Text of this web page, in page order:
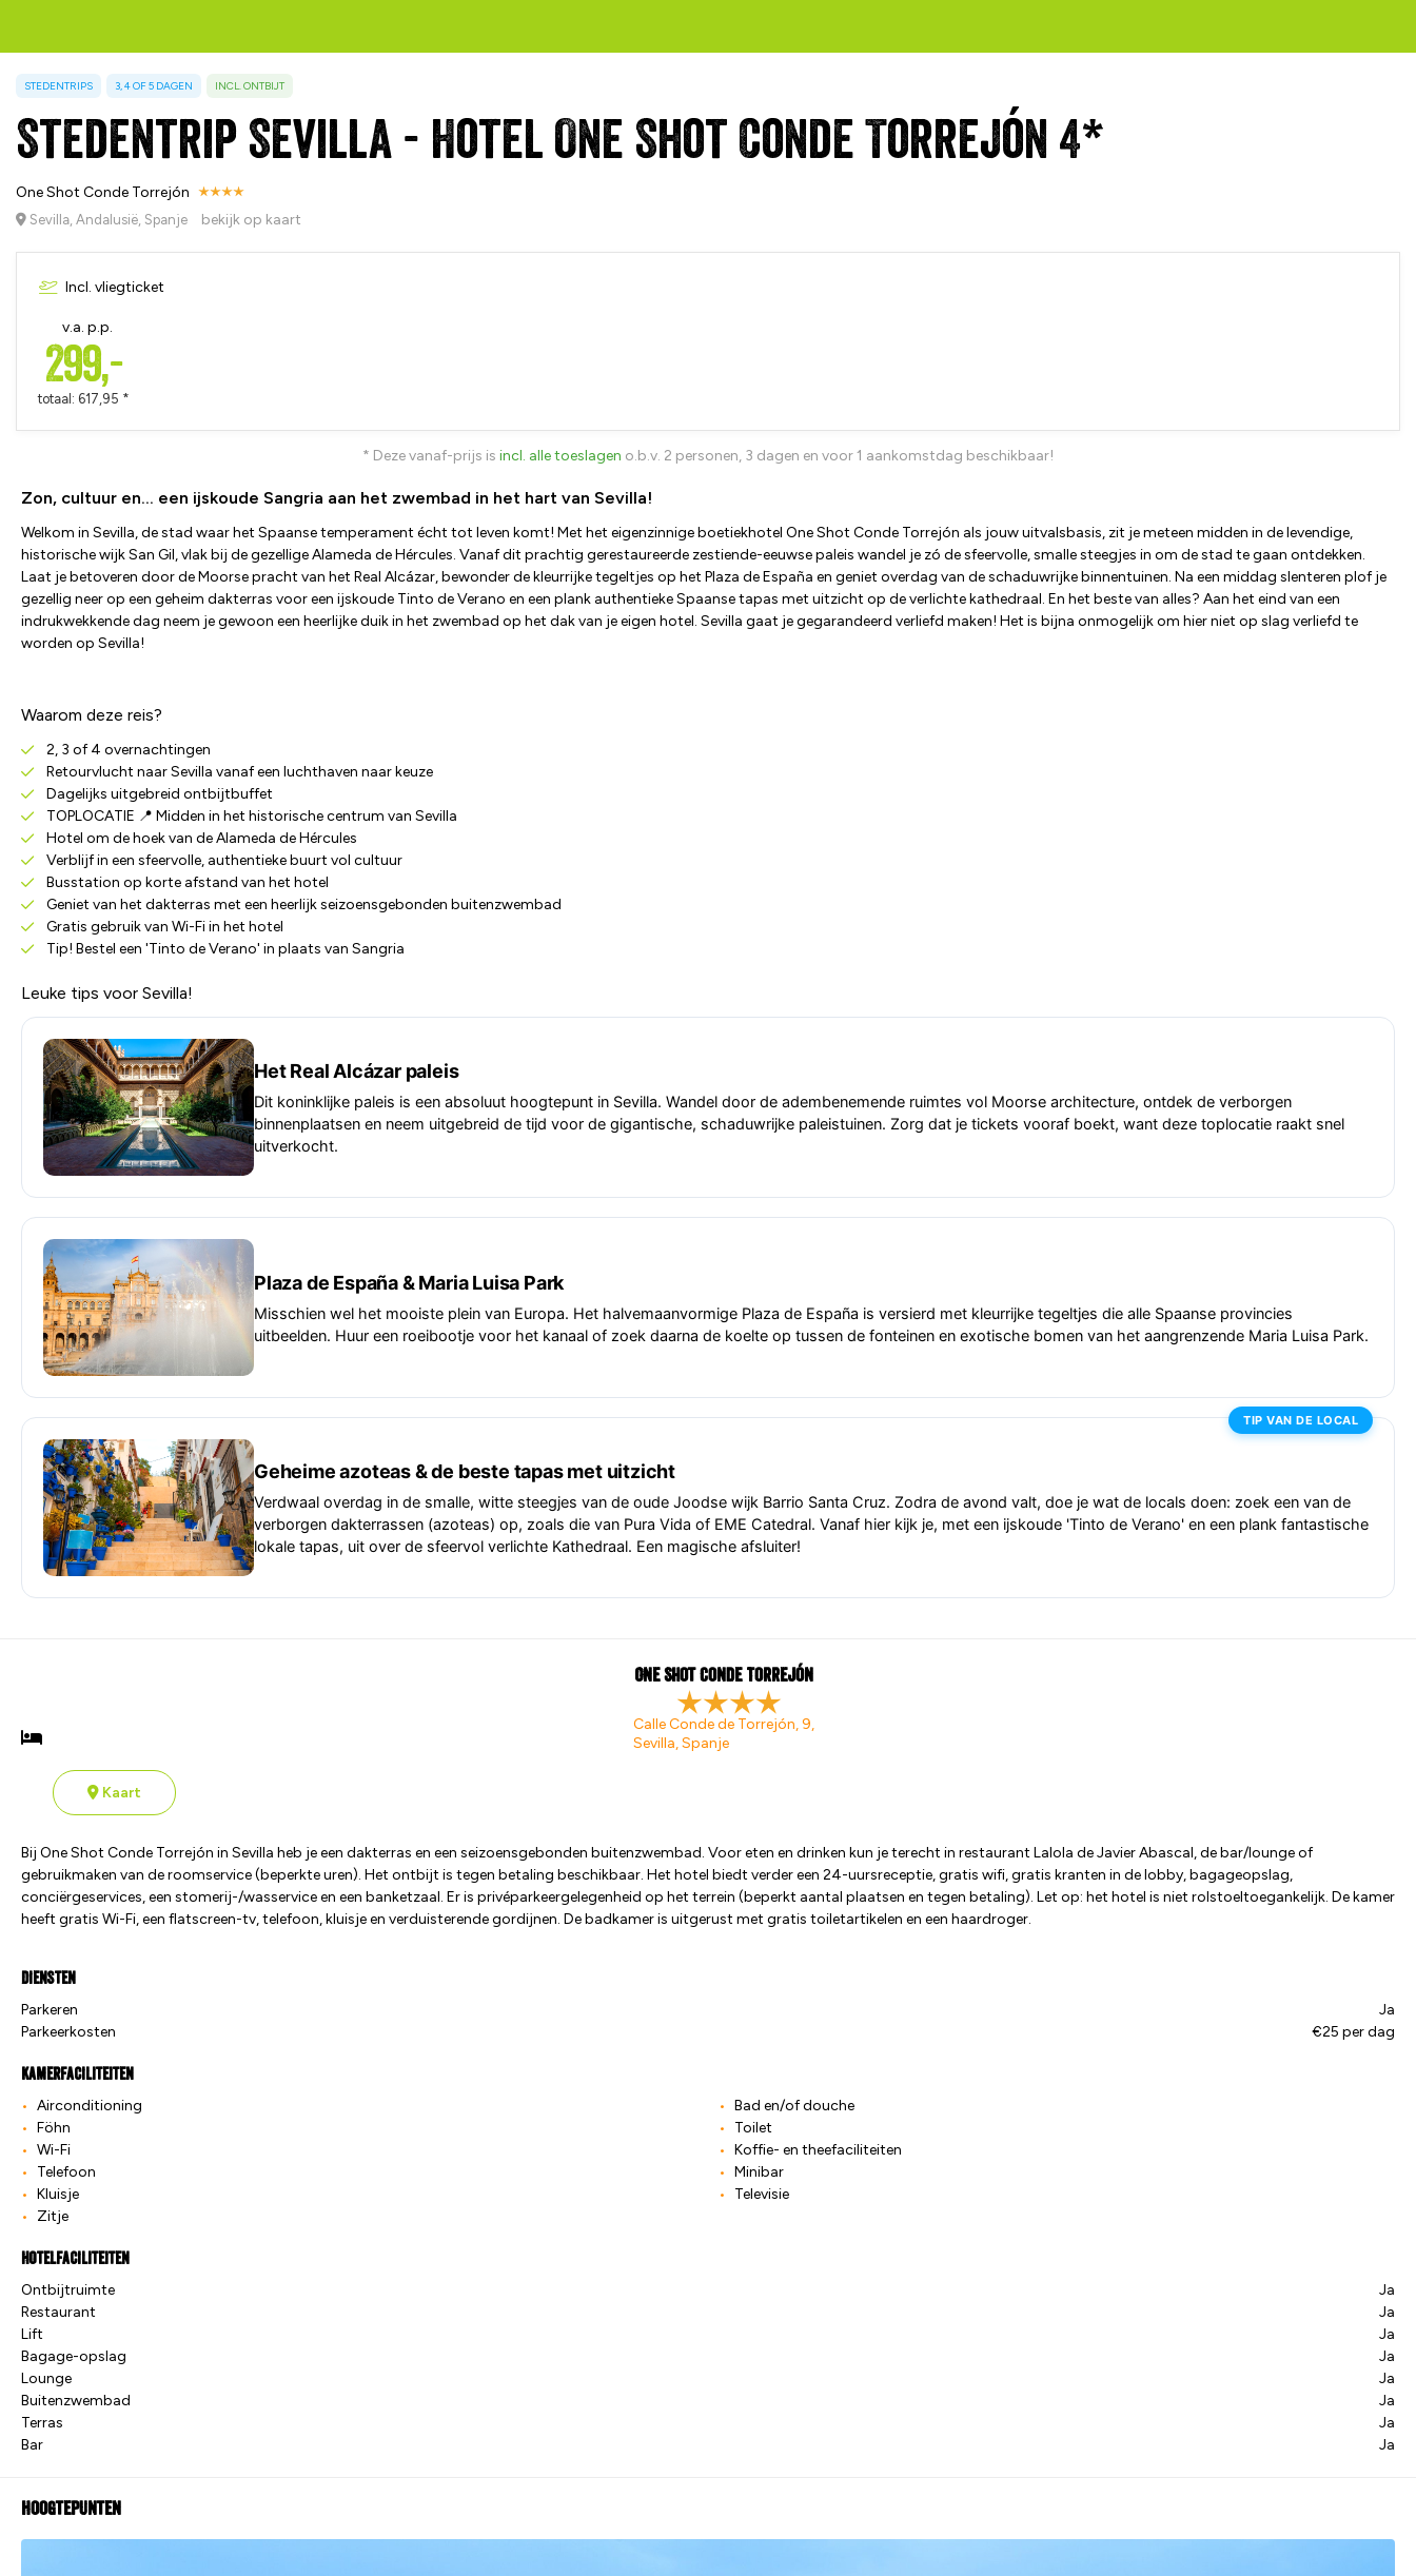
STEDENTRIPS 3, 4 OF 5 DAGEN INCL. ONTBIJT
Stedentrip Sevilla - Hotel One Shot Conde Torrejón 4*
One Shot Conde Torrejón
Sevilla, Andalusië, Spanje bekijk op kaart
Incl. vliegticket
v.a. p.p.
299,-
totaal: 617,95 *
* Deze vanaf-prijs is incl. alle toeslagen o.b.v. 2 personen, 3 dagen en voor 1 aankomstdag beschikbaar!
Zon, cultuur en... een ijskoude Sangria aan het zwembad in het hart van Sevilla!
Welkom in Sevilla, de stad waar het Spaanse temperament écht tot leven komt! Met het eigenzinnige boetiekhotel One Shot Conde Torrejón als jouw uitvalsbasis, zit je meteen midden in de levendige,
historische wijk San Gil, vlak bij de gezellige Alameda de Hércules. Vanaf dit prachtig gerestaureerde zestiende-eeuwse paleis wandel je zó de sfeervolle, smalle steegjes in om de stad te gaan ontdekken.
Laat je betoveren door de Moorse pracht van het Real Alcázar, bewonder de kleurrijke tegeltjes op het Plaza de España en geniet overdag van de schaduwrijke binnentuinen. Na een middag slenteren plof je
gezellig neer op een geheim dakterras voor een ijskoude Tinto de Verano en een plank authentieke Spaanse tapas met uitzicht op de verlichte kathedraal. En het beste van alles? Aan het eind van een
indrukwekkende dag neem je gewoon een heerlijke duik in het zwembad op het dak van je eigen hotel. Sevilla gaat je gegarandeerd verliefd maken! Het is bijna onmogelijk om hier niet op slag verliefd te
worden op Sevilla!
Waarom deze reis?
2, 3 of 4 overnachtingen
Retourvlucht naar Sevilla vanaf een luchthaven naar keuze
Dagelijks uitgebreid ontbijtbuffet
TOPLOCATIE 📍 Midden in het historische centrum van Sevilla
Hotel om de hoek van de Alameda de Hércules
Verblijf in een sfeervolle, authentieke buurt vol cultuur
Busstation op korte afstand van het hotel
Geniet van het dakterras met een heerlijk seizoensgebonden buitenzwembad
Gratis gebruik van Wi-Fi in het hotel
Tip! Bestel een 'Tinto de Verano' in plaats van Sangria
Leuke tips voor Sevilla!
Het Real Alcázar paleis
Dit koninklijke paleis is een absoluut hoogtepunt in Sevilla. Wandel door de adembenemende ruimtes vol Moorse architecture, ontdek de verborgen
binnenplaatsen en neem uitgebreid de tijd voor de gigantische, schaduwrijke paleistuinen. Zorg dat je tickets vooraf boekt, want deze toplocatie raakt snel
uitverkocht.
Plaza de España & Maria Luisa Park
Misschien wel het mooiste plein van Europa. Het halvemaanvormige Plaza de España is versierd met kleurrijke tegeltjes die alle Spaanse provincies
uitbeelden. Huur een roeibootje voor het kanaal of zoek daarna de koelte op tussen de fonteinen en exotische bomen van het aangrenzende Maria Luisa Park.
TIP VAN DE LOCAL
Geheime azoteas & de beste tapas met uitzicht
Verdwaal overdag in de smalle, witte steegjes van de oude Joodse wijk Barrio Santa Cruz. Zodra de avond valt, doe je wat de locals doen: zoek een van de
verborgen dakterrassen (azoteas) op, zoals die van Pura Vida of EME Catedral. Vanaf hier kijk je, met een ijskoude 'Tinto de Verano' en een plank fantastische
lokale tapas, uit over de sfeervol verlichte Kathedraal. Een magische afsluiter!
One Shot Conde Torrejón
Calle Conde de Torrejón, 9,
Sevilla, Spanje
Kaart
Bij One Shot Conde Torrejón in Sevilla heb je een dakterras en een seizoensgebonden buitenzwembad. Voor eten en drinken kun je terecht in restaurant Lalola de Javier Abascal, de bar/lounge of
gebruikmaken van de roomservice (beperkte uren). Het ontbijt is tegen betaling beschikbaar. Het hotel biedt verder een 24-uursreceptie, gratis wifi, gratis kranten in de lobby, bagageopslag,
conciërgeservices, een stomerij-/wasservice en een banketzaal. Er is privéparkeergelegenheid op het terrein (beperkt aantal plaatsen en tegen betaling). Let op: het hotel is niet rolstoeltoegankelijk. De kamer
heeft gratis Wi-Fi, een flatscreen-tv, telefoon, kluisje en verduisterende gordijnen. De badkamer is uitgerust met gratis toiletartikelen en een haardroger.
Diensten
Parkeren
Ja
Parkeerkosten
€25 per dag
Kamerfaciliteiten
Airconditioning
Bad en/of douche
Föhn
Toilet
Wi-Fi
Koffie- en theefaciliteiten
Telefoon
Minibar
Kluisje
Televisie
Zitje
Hotelfaciliteiten
Ontbijtruimte
Ja
Restaurant
Ja
Lift
Ja
Bagage-opslag
Ja
Lounge
Ja
Buitenzwembad
Ja
Terras
Ja
Bar
Ja
Hoogtepunten